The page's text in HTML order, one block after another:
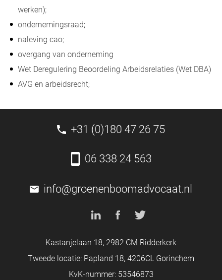
werken);
ondernemingsraad;
naleving cao;
overgang van onderneming
Wet Deregulering Beoordeling Arbeidsrelaties (Wet DBA)
AVG en arbeidsrecht;
+31 (0)180 47 26 75
06 338 24 563
info@groenenboomadvocaat.nl
Kastanjelaan 18, 2982 CM Ridderkerk
Tweede locatie: Papland 18, 4206CL Gorinchem
KvK-nummer: 53546873